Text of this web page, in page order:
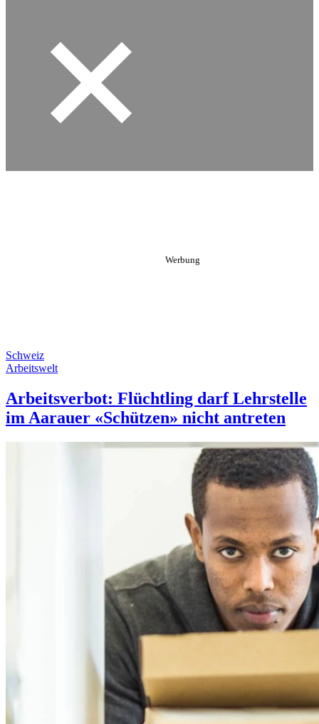
Schweiz
Arbeitswelt
Arbeitsverbot: Flüchtling darf Lehrstelle
im Aarauer «Schützen» nicht antreten